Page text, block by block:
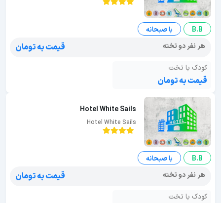
B.B
با صبحانه
هر نفر دو تخته
قیمت به تومان
کودک با تخت
قیمت به تومان
Hotel White Sails
Hotel White Sails
B.B
با صبحانه
هر نفر دو تخته
قیمت به تومان
کودک با تخت